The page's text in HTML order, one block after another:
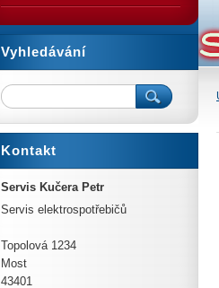
Vyhledávání
Kontakt
Servis Kučera Petr
Servis elektrospotřebičů
Topolová 1234
Most
43401